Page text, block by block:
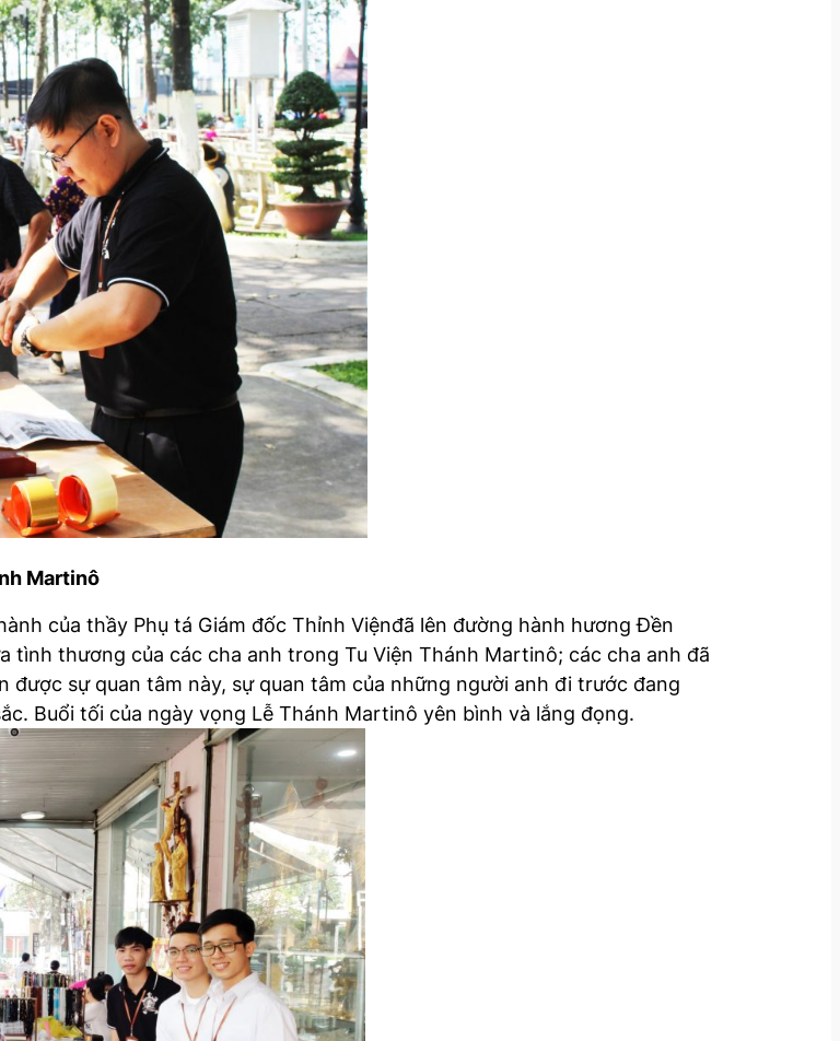
Martinô
của thầy Phụ tá Giám đốc Thỉnh Việnđã lên đường hành hương Đền
thương của các cha anh trong Tu Viện Thánh Martinô; các cha anh đã
được sự quan tâm này, sự quan tâm của những người anh đi trước đang
Buổi tối của ngày vọng Lễ Thánh Martinô yên bình và lắng đọng.